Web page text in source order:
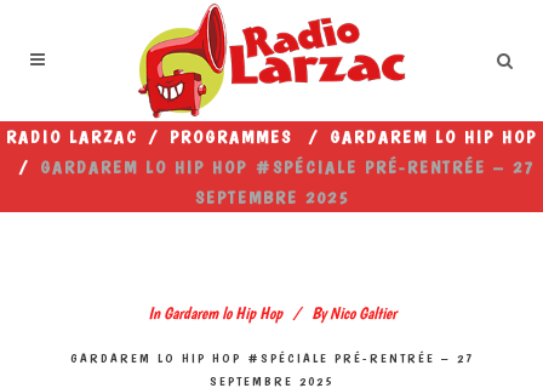
RADIO LARZAC / PROGRAMMES / GARDAREM LO HIP HOP
/ GARDAREM LO HIP HOP #SPÉCIALE PRÉ-RENTRÉE – 27
SEPTEMBRE 2025
In Gardarem lo Hip Hop By Nico Galtier
GARDAREM LO HIP HOP #SPÉCIALE PRÉ-RENTRÉE – 27
SEPTEMBRE 2025